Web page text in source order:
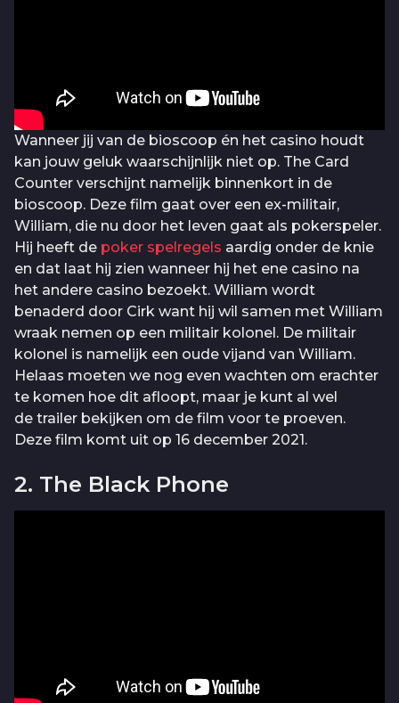
Wanneer jij van de bioscoop én het casino houdt
kan jouw geluk waarschijnlijk niet op. The Card
Counter verschijnt namelijk binnenkort in de
bioscoop. Deze film gaat over een ex-militair,
William, die nu door het leven gaat als pokerspeler.
Hij heeft de poker spelregels aardig onder de knie
en dat laat hij zien wanneer hij het ene casino na
het andere casino bezoekt. William wordt
benaderd door Cirk want hij wil samen met William
wraak nemen op een militair kolonel. De militair
kolonel is namelijk een oude vijand van William.
Helaas moeten we nog even wachten om erachter
te komen hoe dit afloopt, maar je kunt al wel
de trailer bekijken om de film voor te proeven.
Deze film komt uit op 16 december 2021.
2. The Black Phone